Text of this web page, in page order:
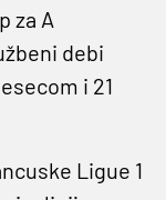
za A
debi
i 21
Ligue 1